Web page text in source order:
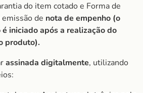
do item cotado e Forma de
de nota de empenho (o
iniciado após a realização do
produto).
assinada digitalmente, utilizando